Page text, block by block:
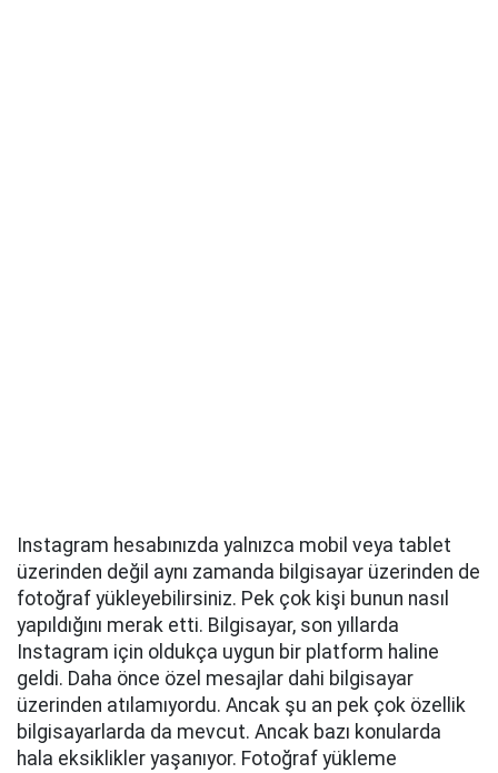
Instagram hesabınızda yalnızca mobil veya tablet
üzerinden değil aynı zamanda bilgisayar üzerinden de
fotoğraf yükleyebilirsiniz. Pek çok kişi bunun nasıl
yapıldığını merak etti. Bilgisayar, son yıllarda
Instagram için oldukça uygun bir platform haline
geldi. Daha önce özel mesajlar dahi bilgisayar
üzerinden atılamıyordu. Ancak şu an pek çok özellik
bilgisayarlarda da mevcut. Ancak bazı konularda
hala eksiklikler yaşanıyor. Fotoğraf yükleme